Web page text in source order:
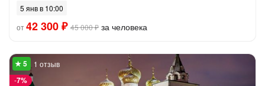
5 янв в 10:00
от42 300 ₽ 45 000 ₽ за человека
-7%
1 отзыв